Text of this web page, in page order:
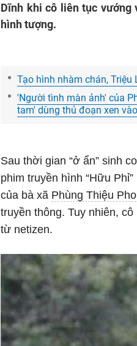
Dĩnh khi cô liên tục vướng
hình tượng.
Tạo hình nhàm chán, Triệu
'Người tình màn ảnh' của
tam' dùng thủ đoạn xen
Sau thời gian “ở ẩn” sinh
phim truyền hình “Hữu
của bà xã Phùng Thiệu
truyền thông. Tuy nhiên,
từ netizen.